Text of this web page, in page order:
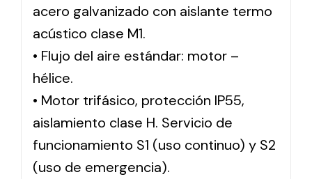
acero galvanizado con aislante termo
acústico clase M1.
• Flujo del aire estándar: motor –
hélice.
• Motor trifásico, protección IP55,
aislamiento clase H. Servicio de
funcionamiento S1 (uso continuo) y S2
(uso de emergencia).